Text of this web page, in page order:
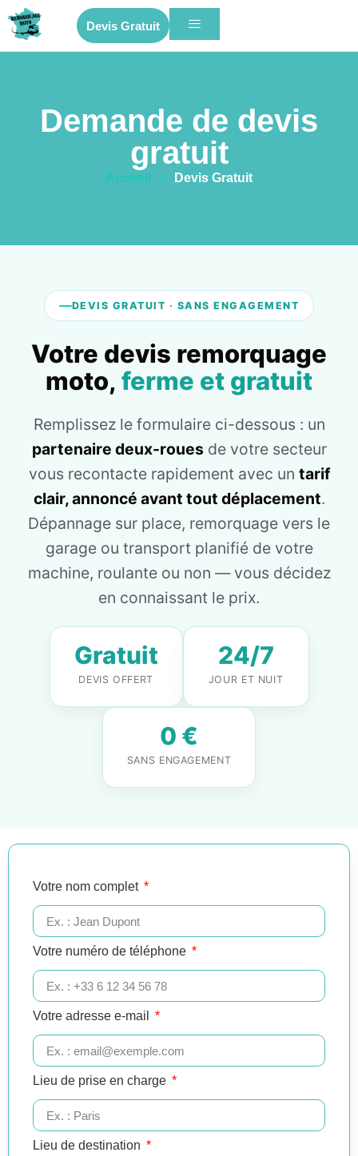
Devis Gratuit
Demande de devis
gratuit
Accueil » Devis Gratuit
DEVIS GRATUIT · SANS ENGAGEMENT
Votre devis remorquage
moto, ferme et gratuit
Remplissez le formulaire ci-dessous : un
partenaire deux-rouesde votre secteur
vous recontacte rapidement avec un tarif
clair, annoncé avant tout déplacement.
Dépannage sur place, remorquage vers le
garage ou transport planifié de votre
machine, roulante ou non — vous décidez
en connaissant le prix.
Gratuit
DEVIS OFFERT
24/7
JOUR ET NUIT
0 €
SANS ENGAGEMENT
Votre nom complet
Votre numéro de téléphone
Votre adresse e-mail
Lieu de prise en charge
Lieu de destination